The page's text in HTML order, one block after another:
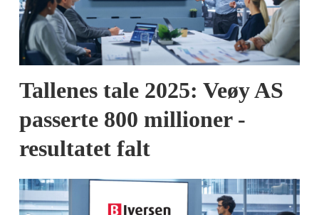
Tallenes tale 2025: Veøy AS
passerte 800 millioner -
resultatet falt